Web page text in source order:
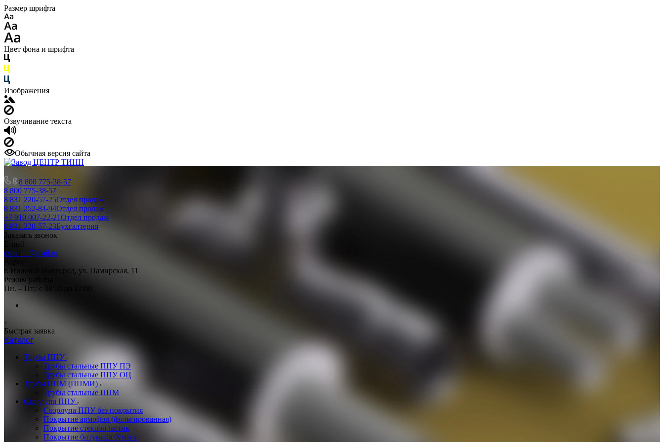
Размер шрифта
Цвет фона и шрифта
Изображения
Озвучивание текста
Обычная версия сайта
8 800 775-38-57
8 800 775-38-57
8 831 220-57-25Отдел продаж
8 831 252-84-94Отдел продаж
+7 910 007-22-21Отдел продаж
8 831 220-57-23Бухгалтерия
Заказать звонок
E-mail
psm_nn@mail.ru
г. Нижний Новгород, ул. Памирская, 11
Режим работы
Пн. – Пт.: с 08:00 до 17:00
Быстрая заявка
Каталог
Трубы ППУ
Трубы стальные ППУ ПЭ
Трубы стальные ППУ ОЦ
Трубы ППМ (ППМИ)
Трубы стальные ППМ
Скорлупа ППУ
Скорлупа ППУ без покрытия
Покрытие армофол (фольгированная)
Покрытие стеклопластик
Покрытие битумная бумага